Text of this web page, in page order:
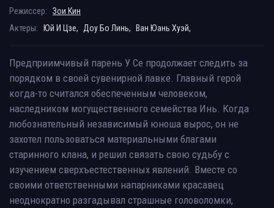
Режиссер:
Зои Кин
Актеры:
Юй И Цзе, Доу Бо Линь, Ван Юань Хуэй,
Предприимчивый парень У Се продолжает следить за
порядком в своей сувенирной лавке. Главный герой
когда-то считался обеспеченным человеком,
наследником могущественного семейства Инь. Когда
любознательный независимый юноша вырос, он не
захотел пользоваться материальными благами
старинного клана, и решил связать свою судьбу с
изучением сверхъестественных явлений. Вместе со
своими ответственными напарниками красавец
неоднократно разгадывал страшные головоломки,